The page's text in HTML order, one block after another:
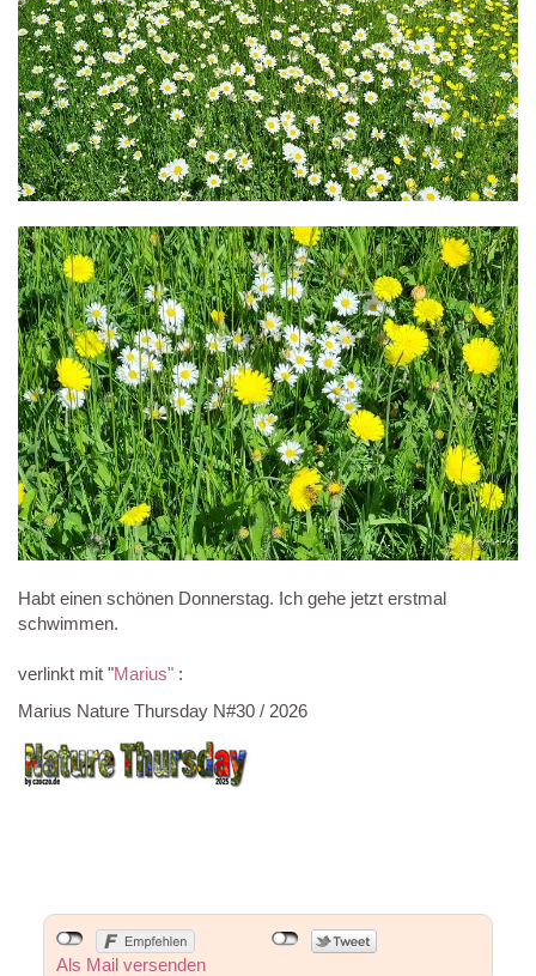
Habt einen schönen Donnerstag. Ich gehe jetzt erstmal
schwimmen.
verlinkt mit "Marius" :
Marius Nature Thursday N#30 / 2026
Als Mail versenden